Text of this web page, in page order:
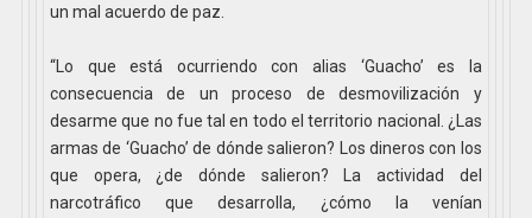
un mal acuerdo de paz.
“Lo que está ocurriendo con alias ‘Guacho’ es la
consecuencia de un proceso de desmovilización y
desarme que no fue tal en todo el territorio nacional. ¿Las
armas de ‘Guacho’ de dónde salieron? Los dineros con los
que opera, ¿de dónde salieron? La actividad del
narcotráfico que desarrolla, ¿cómo la venían